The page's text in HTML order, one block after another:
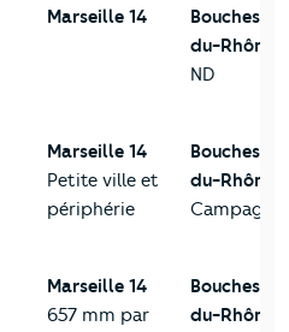
Marseille 14
Bouches-
du-Rhône
ND
Marseille 14
Petite ville et
périphérie
Bouches-
du-Rhône
Campagne
Marseille 14
657 mm par
Bouches-
du-Rhône